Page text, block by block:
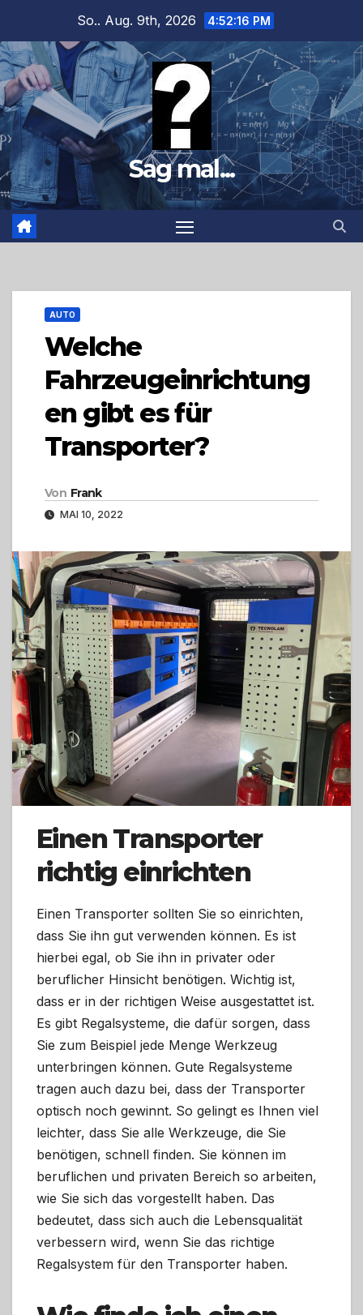
springen
So.. Aug. 9th, 2026 4:52:17 PM
Sag mal...
AUTO
Welche
Fahrzeugeinrichtung
en gibt es für
Transporter?
Von Frank
MAI 10, 2022
Einen Transporter
richtig einrichten
Einen Transporter sollten Sie so einrichten,
dass Sie ihn gut verwenden können. Es ist
hierbei egal, ob Sie ihn in privater oder
beruflicher Hinsicht benötigen. Wichtig ist,
dass er in der richtigen Weise ausgestattet ist.
Es gibt Regalsysteme, die dafür sorgen, dass
Sie zum Beispiel jede Menge Werkzeug
unterbringen können. Gute Regalsysteme
tragen auch dazu bei, dass der Transporter
optisch noch gewinnt. So gelingt es Ihnen viel
leichter, dass Sie alle Werkzeuge, die Sie
benötigen, schnell finden. Sie können im
beruflichen und privaten Bereich so arbeiten,
wie Sie sich das vorgestellt haben. Das
bedeutet, dass sich auch die Lebensqualität
verbessern wird, wenn Sie das richtige
Regalsystem für den Transporter haben.